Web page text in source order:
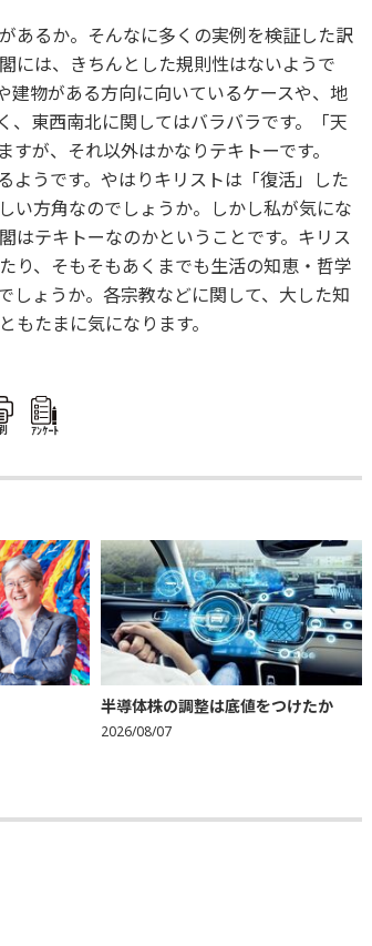
あるか。そんなに多くの実例を検証した訳
には、きちんとした規則性はないようで
建物がある方向に向いているケースや、地
、東西南北に関してはバラバラです。「天
が、それ以外はかなりテキトーです。
ようです。やはりキリストは「復活」した
い方角なのでしょうか。しかし私が気にな
はテキトーなのかということです。キリス
り、そもそもあくまでも生活の知恵・哲学
しょうか。各宗教などに関して、大した知
たまに気になります。
ｱﾝｹｰﾄ
半導体株の調整は底値をつけたか
2026/08/07